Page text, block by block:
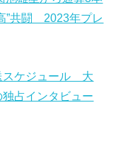
”共闘 2023年プレ
スケジュール 大
占インタビュー